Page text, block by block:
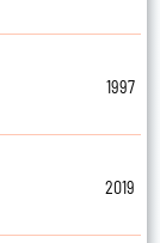
1997
2019